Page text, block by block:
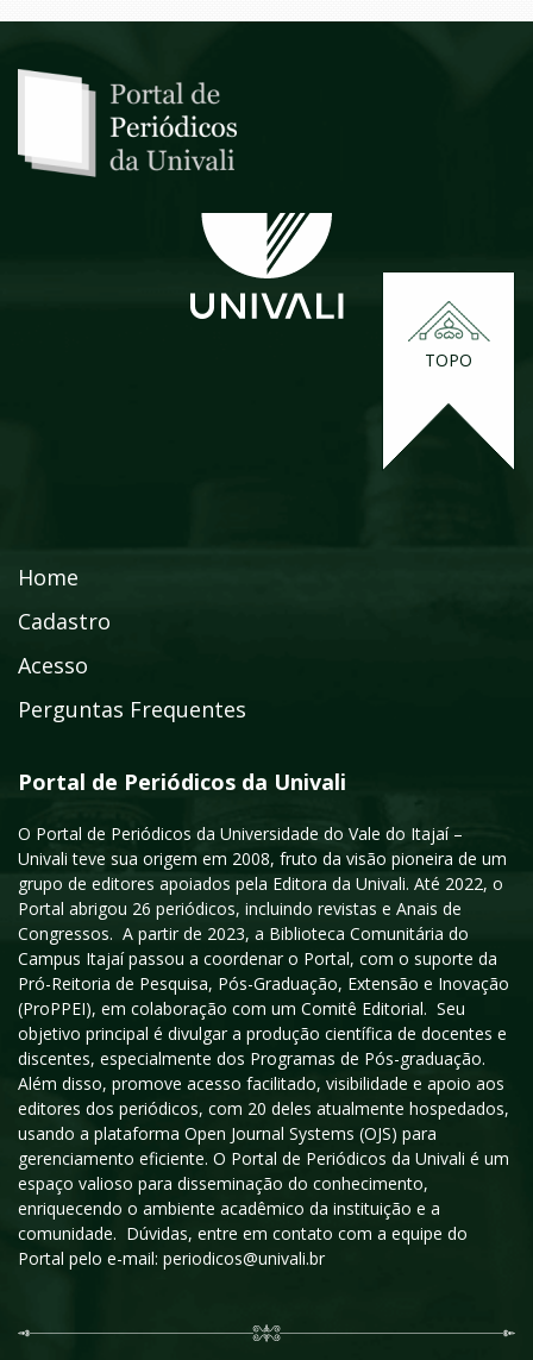
TOPO
Home
Cadastro
Acesso
Perguntas Frequentes
Portal de Periódicos da Univali
O Portal de Periódicos da Universidade do Vale do Itajaí –
Univali teve sua origem em 2008, fruto da visão pioneira de um
grupo de editores apoiados pela Editora da Univali. Até 2022, o
Portal abrigou 26 periódicos, incluindo revistas e Anais de
Congressos. A partir de 2023, a Biblioteca Comunitária do
Campus Itajaí passou a coordenar o Portal, com o suporte da
Pró-Reitoria de Pesquisa, Pós-Graduação, Extensão e Inovação
(ProPPEI), em colaboração com um Comitê Editorial. Seu
objetivo principal é divulgar a produção científica de docentes e
discentes, especialmente dos Programas de Pós-graduação.
Além disso, promove acesso facilitado, visibilidade e apoio aos
editores dos periódicos, com 20 deles atualmente hospedados,
usando a plataforma Open Journal Systems (OJS) para
gerenciamento eficiente. O Portal de Periódicos da Univali é um
espaço valioso para disseminação do conhecimento,
enriquecendo o ambiente acadêmico da instituição e a
comunidade. Dúvidas, entre em contato com a equipe do
Portal pelo e-mail: periodicos@univali.br